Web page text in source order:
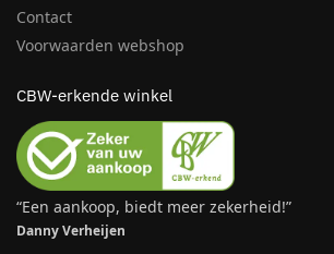
Contact
Voorwaarden webshop
CBW-erkende winkel
“Een aankoop, biedt meer zekerheid!”
Danny Verheijen